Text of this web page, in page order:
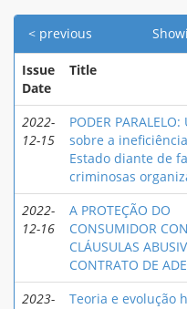
< previous
Issue
Date
Title
2022-
12-15
PODER
sobre a
Estado diante de
criminosas
2022-
12-16
A PROTEÇÃO DO
CONSUMIDOR
CLÁUSULAS
CONTRATO DE
2023-
Teoria e evolução